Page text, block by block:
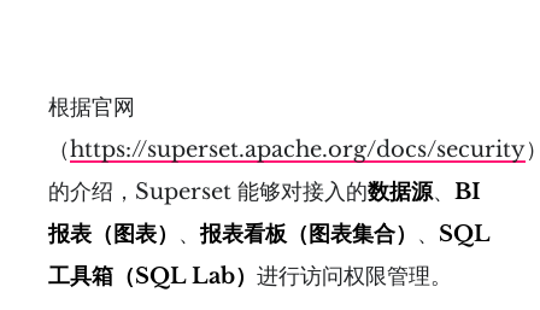
根据官网
（https://superset.apache.org/docs/security
的介绍，Superset 能够对接入的数据源、 BI
报表（图表） 、报表看板（图表集合） 、 SQL
工具箱（SQL Lab） 进行访问权限管理。